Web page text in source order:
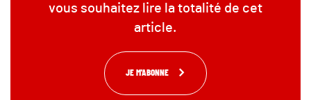
vous souhaitez lire la totalité de cet
article.
JE M'ABONNE